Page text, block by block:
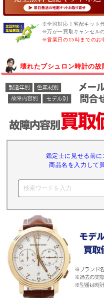
※全国対応！宅配キット
※万が一買取キャンセル
※営業日の15時までのお
壊れたブシュロン時計の
鑑定士に見せる前
商品名を入力して